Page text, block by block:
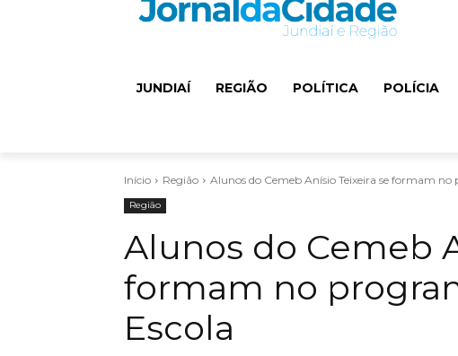
JUNDIAÍ REGIÃO POLÍTICA POLÍCIA
Início Região Alunos do Cemeb Anísio Teixeira se formam
Região
Alunos do Cemeb
formam no
Escola